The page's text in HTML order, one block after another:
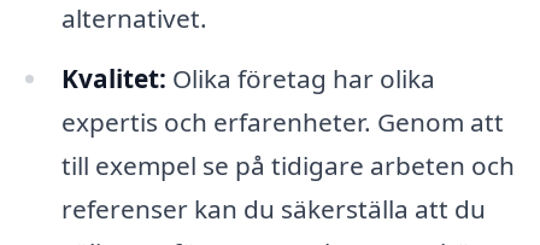
alternativet.
Kvalitet: Olika företag har olika
expertis och erfarenheter. Genom att
till exempel se på tidigare arbeten och
referenser kan du säkerställa att du